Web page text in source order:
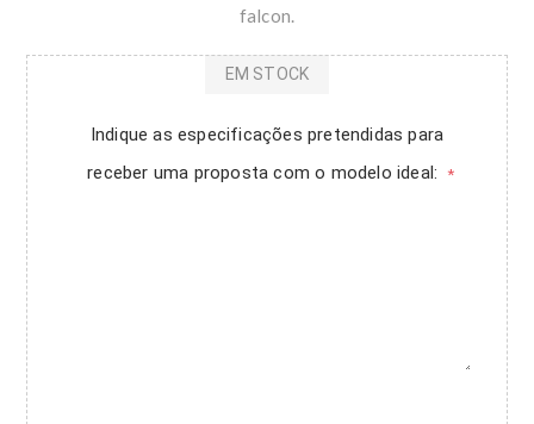
falcon.
Indique as especificações pretendidas para
receber uma proposta com o modelo ideal: *
EM STOCK